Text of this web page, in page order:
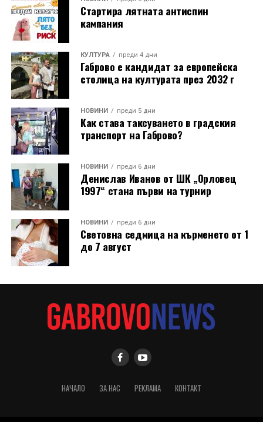
Стартира лятната антиспин
кампания
КУЛТУРА преди 4 дни
Габрово е кандидат за европейска
столица на културата през 2032 г
НОВИНИ преди 5 дни
Как става таксуването в градския
транспорт на Габрово?
НОВИНИ преди 6 дни
Денислав Иванов от ШК „Орловец
1997“ стана първи на турнир
НОВИНИ преди 6 дни
Световна седмица на кърменето от 1
до 7 август
НАЧАЛО ЗА НАС РЕКЛАМА КОНТАКТ